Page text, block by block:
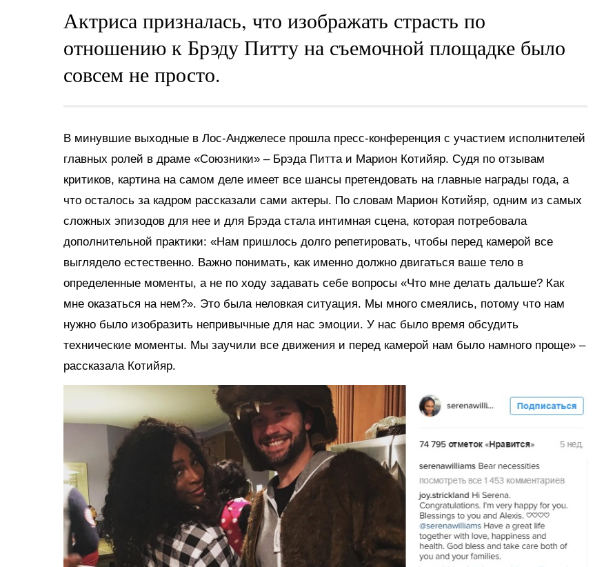
Актриса призналась, что изображать страсть по
отношению к Брэду Питту на съемочной площадке было
совсем не просто.
В минувшие выходные в Лос-Анджелесе прошла пресс-конференция с участием исполнителей
главных ролей в драме «Союзники» – Брэда Питта и Марион Котийяр. Судя по отзывам
критиков, картина на самом деле имеет все шансы претендовать на главные награды года, а
что осталось за кадром рассказали сами актеры. По словам Марион Котийяр, одним из самых
сложных эпизодов для нее и для Брэда стала интимная сцена, которая потребовала
дополнительной практики: «Нам пришлось долго репетировать, чтобы перед камерой все
выглядело естественно. Важно понимать, как именно должно двигаться ваше тело в
определенные моменты, а не по ходу задавать себе вопросы «Что мне делать дальше? Как
мне оказаться на нем?». Это была неловкая ситуация. Мы много смеялись, потому что нам
нужно было изобразить непривычные для нас эмоции. У нас было время обсудить
технические моменты. Мы заучили все движения и перед камерой нам было намного проще» –
рассказала Котийяр.